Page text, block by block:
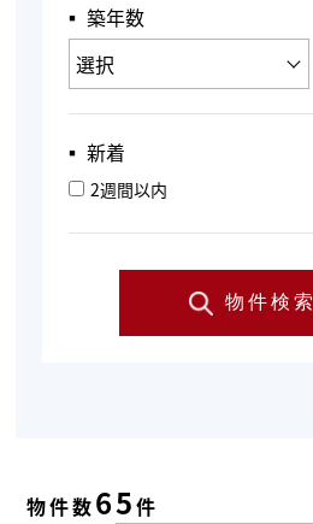
▪︎ 築年数
▪︎ 新着
2週間以内
物件検索
物件数65件